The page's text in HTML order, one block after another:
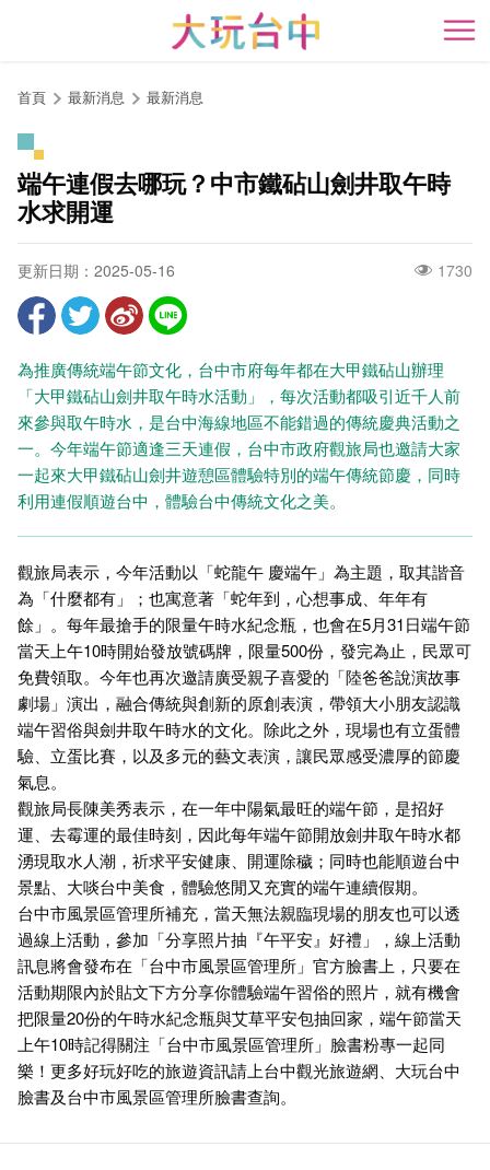
開
首頁 最新消息 最新消息
端午連假去哪玩？中市鐵砧山劍井取午時
水求開運
更新日期：2025-05-16 1730
為推廣傳統端午節文化，台中市府每年都在大甲鐵砧山辦理
「大甲鐵砧山劍井取午時水活動」，每次活動都吸引近千人前
來參與取午時水，是台中海線地區不能錯過的傳統慶典活動之
一。今年端午節適逢三天連假，台中市政府觀旅局也邀請大家
一起來大甲鐵砧山劍井遊憩區體驗特別的端午傳統節慶，同時
利用連假順遊台中，體驗台中傳統文化之美。
觀旅局表示，今年活動以「蛇龍午 慶端午」為主題，取其諧音
為「什麼都有」；也寓意著「蛇年到，心想事成、年年有
餘」。每年最搶手的限量午時水紀念瓶，也會在5月31日端午節
當天上午10時開始發放號碼牌，限量500份，發完為止，民眾可
免費領取。今年也再次邀請廣受親子喜愛的「陸爸爸說演故事
劇場」演出，融合傳統與創新的原創表演，帶領大小朋友認識
端午習俗與劍井取午時水的文化。除此之外，現場也有立蛋體
驗、立蛋比賽，以及多元的藝文表演，讓民眾感受濃厚的節慶
氣息。
觀旅局長陳美秀表示，在一年中陽氣最旺的端午節，是招好
運、去霉運的最佳時刻，因此每年端午節開放劍井取午時水都
湧現取水人潮，祈求平安健康、開運除穢；同時也能順遊台中
景點、大啖台中美食，體驗悠閒又充實的端午連續假期。
台中市風景區管理所補充，當天無法親臨現場的朋友也可以透
過線上活動，參加「分享照片抽『午平安』好禮」，線上活動
訊息將會發布在「台中市風景區管理所」官方臉書上，只要在
活動期限內於貼文下方分享你體驗端午習俗的照片，就有機會
把限量20份的午時水紀念瓶與艾草平安包抽回家，端午節當天
上午10時記得關注「台中市風景區管理所」臉書粉專一起同
樂！更多好玩好吃的旅遊資訊請上台中觀光旅遊網、大玩台中
臉書及台中市風景區管理所臉書查詢。